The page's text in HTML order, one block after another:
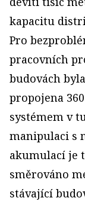
kapacitu
Pro
pracovních
budovách
propojena
systémem v
manipulaci s
akumulací je
směrováno
stávající